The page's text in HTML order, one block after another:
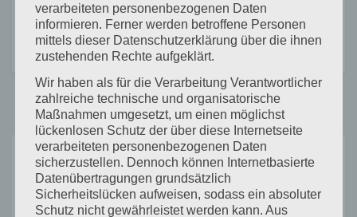
Du musstangemeldetsein, um einen Kommentar
abzugeben.
Versäumt
verarbeiteten personenbezogenen Daten
informieren. Ferner werden betroffene Personen
mittels dieser Datenschutzerklärung über die ihnen
zustehenden Rechte aufgeklärt.
Wir haben als für die Verarbeitung Verantwortlicher
zahlreiche technische und organisatorische
Maßnahmen umgesetzt, um einen möglichst
lückenlosen Schutz der über diese Internetseite
verarbeiteten personenbezogenen Daten
sicherzustellen. Dennoch können Internetbasierte
Datenübertragungen grundsätzlich
Sicherheitslücken aufweisen, sodass ein absoluter
Schutz nicht gewährleistet werden kann. Aus